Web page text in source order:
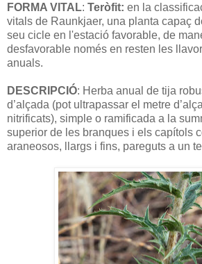
FORMA VITAL: Teròfit: en la
vitals de Raunkjaer, una planta capaç
seu cicle en l'estació favorable, de
desfavorable només en resten les
anuals.
DESCRIPCIÓ: Herba anual de tija
d’alçada (pot ultrapassar el metre
nitrificats), simple o ramificada a la
superior de les branques i els capítols
araneosos, llargs i fins, pareguts a un